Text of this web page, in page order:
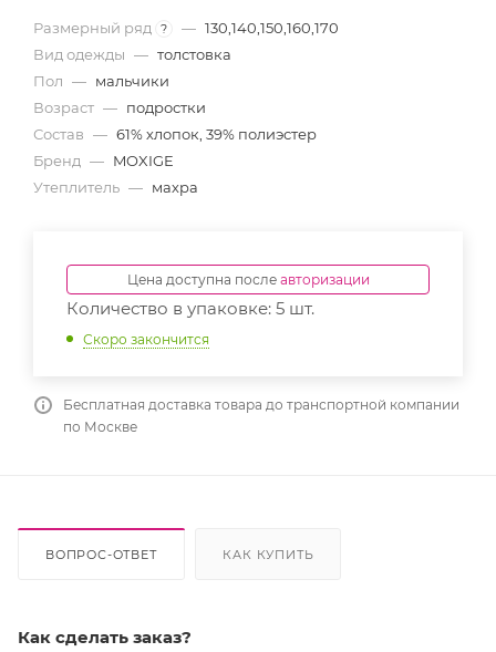
Размерный ряд ? — 130,140,150,160,170
Вид одежды — толстовка
Пол — мальчики
Возраст — подростки
Состав — 61% хлопок, 39% полиэстер
Бренд — MOXIGE
Утеплитель — махра
Цена доступна после авторизации
Количество в упаковке: 5 шт.
Скоро закончится
Бесплатная доставка товара до транспортной компании
по Москве
ВОПРОС-ОТВЕТ КАК КУПИТЬ
Как сделать заказ?